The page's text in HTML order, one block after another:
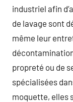
industriel afin
de lavage sont
même leur
propreté ou de
spécialisées
moquette, elles